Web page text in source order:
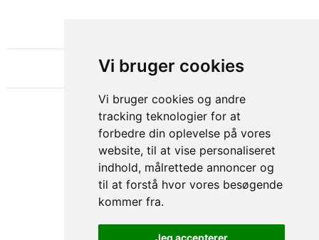
Vi bruger cookies
Vi bruger cookies og andre
tracking teknologier for at
forbedre din oplevelse på vores
website, til at vise personaliseret
indhold, målrettede annoncer og
til at forstå hvor vores besøgende
kommer fra.
Jeg accepterer
OM GAMECHANGER